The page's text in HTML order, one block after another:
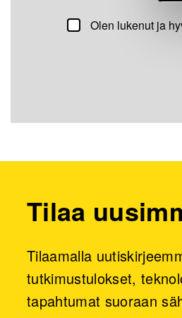
Olen lukenut ja
Tilaa
Tilaamalla
tutkimustulokset,
tapahtumat suoraan